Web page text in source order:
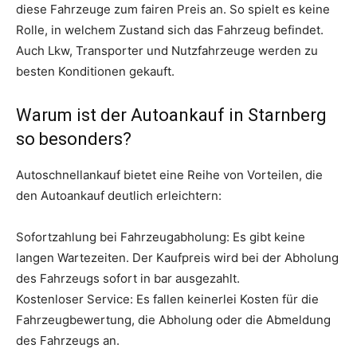
diese Fahrzeuge zum fairen Preis an. So spielt es keine
Rolle, in welchem Zustand sich das Fahrzeug befindet.
Auch Lkw, Transporter und Nutzfahrzeuge werden zu
besten Konditionen gekauft.
Warum ist der Autoankauf in Starnberg
so besonders?
Autoschnellankauf bietet eine Reihe von Vorteilen, die
den Autoankauf deutlich erleichtern:
Sofortzahlung bei Fahrzeugabholung: Es gibt keine
langen Wartezeiten. Der Kaufpreis wird bei der Abholung
des Fahrzeugs sofort in bar ausgezahlt.
Kostenloser Service: Es fallen keinerlei Kosten für die
Fahrzeugbewertung, die Abholung oder die Abmeldung
des Fahrzeugs an.